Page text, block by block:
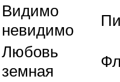
Видимо
невидимо
Любовь
земная